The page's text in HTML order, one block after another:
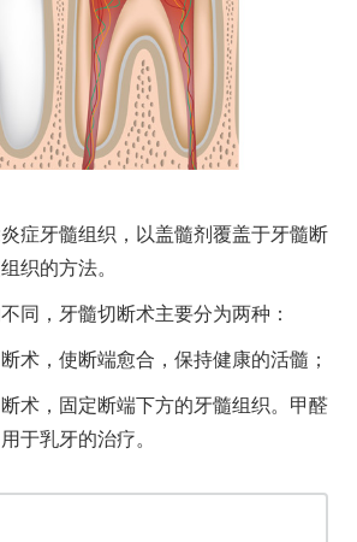
症牙髓组织，以盖髓剂覆盖于牙髓断
织的方法。
同，牙髓切断术主要分为两种：
术，使断端愈合，保持健康的活髓；
术，固定断端下方的牙髓组织。甲醛
于乳牙的治疗。